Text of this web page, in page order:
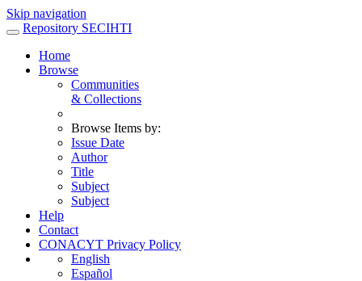
Skip navigation
Repository SECIHTI
Home
Browse
Communities
& Collections
Browse Items by:
Issue Date
Author
Title
Subject
Subject
Help
Contact
CONACYT Privacy Policy
English
Español